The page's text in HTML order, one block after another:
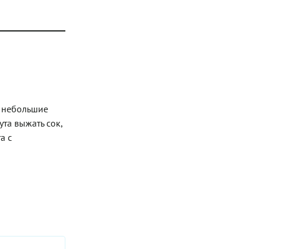
небольшие
выжать сок,
с